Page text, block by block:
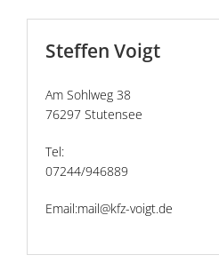
Steffen Voigt
Am Sohlweg 38
76297 Stutensee
Tel:
07244/946889
Email:mail@kfz-voigt.de